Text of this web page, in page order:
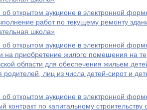
об открытом аукционе в электронной
работ по текущему ремонту
школа»
об открытом аукционе в электронной
на приобретение жилого помещения на
области для обеспечения жильем
родителей, лиц из числа детей-сирот и
об открытом аукционе в электронной
контракт по капитальному